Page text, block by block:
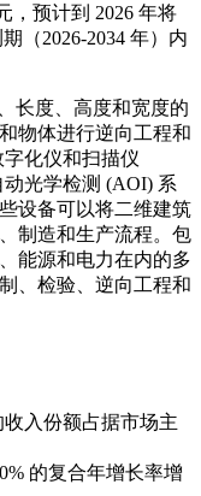
，预计到 2026 年将
（2026-2034 年）内
长度、高度和宽度的
物体进行逆向工程和
化仪和扫描仪
光学检测 (AOI) 系
设备可以将二维建筑
制造和生产流程。包
能源和电力在内的多
、检验、逆向工程和
收入份额占据市场主
的复合年增长率增